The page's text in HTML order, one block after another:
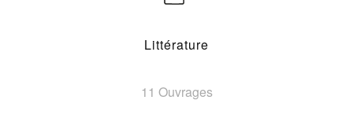
Littérature
11 Ouvrages